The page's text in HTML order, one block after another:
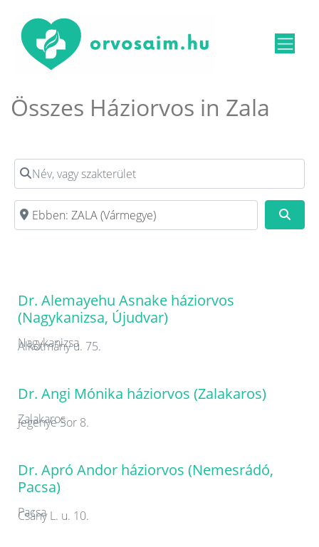
Összes Háziorvos in Zala
Név, vagy szakterület
Irányítószám, vagy város
Dr. Alemayehu Asnake háziorvos
(Nagykanizsa, Újudvar)
Nagykanizsa
Alkotmány u. 75.
Dr. Angi Mónika háziorvos (Zalakaros)
Zalakaros
Jegenye Sor 8.
Dr. Apró Andor háziorvos (Nemesrádó,
Pacsa)
Pacsa
Csány L. u. 10.